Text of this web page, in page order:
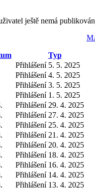
ještě nemá
Typ
Přihlášení 5. 5. 2025
Přihlášení 4. 5. 2025
Přihlášení 3. 5. 2025
Přihlášení 1. 5. 2025
Přihlášení 29. 4. 2025
Přihlášení 27. 4. 2025
Přihlášení 25. 4. 2025
Přihlášení 21. 4. 2025
Přihlášení 20. 4. 2025
Přihlášení 18. 4. 2025
Přihlášení 16. 4. 2025
Přihlášení 14. 4. 2025
Přihlášení 13. 4. 2025